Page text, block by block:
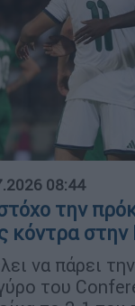
08:44
την
κόντρα στην
να πάρει
του